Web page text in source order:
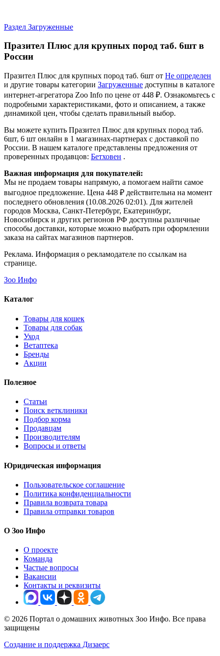
Раздел Загруженные
Празител Плюс для крупных пород таб. 6шт в
России
Празител Плюс для крупных пород таб. 6шт от Не определен
и другие товары категории Загруженные доступны в каталоге
интернет-агрегатора Zoo Info по цене от 448 ₽. Ознакомьтесь с
подробными характеристиками, фото и описанием, а также
динамикой цен, чтобы сделать правильный выбор.
Вы можете купить Празител Плюс для крупных пород таб.
6шт, 6 шт онлайн в 1 магазинах-партнерах с доставкой по
России. В нашем каталоге представлены предложения от
проверенных продавцов: Бетховен .
Важная информация для покупателей:
Мы не продаем товары напрямую, а помогаем найти самое
выгодное предложение. Цена 448 ₽ действительна на момент
последнего обновления (10.08.2026 02:01). Для жителей
городов Москва, Санкт-Петербург, Екатеринбург,
Новосибирск и других регионов РФ доступны различные
способы доставки, которые можно выбрать при оформлении
заказа на сайтах магазинов партнеров.
Реклама. Информация о рекламодателе по ссылкам на
странице.
Зоо Инфо
Каталог
Товары для кошек
Товары для собак
Уход
Ветаптека
Бренды
Акции
Полезное
Статьи
Поиск ветклиники
Подбор корма
Продавцам
Производителям
Вопросы и ответы
Юридическая информация
Пользовательское соглашение
Политика конфиденциальности
Правила возврата товара
Правила отправки товаров
О Зоо Инфо
О проекте
Команда
Частые вопросы
Вакансии
Контакты и реквизиты
© 2026 Портал о домашних животных Зоо Инфо. Все права
защищены
Создание и поддержка Дизаерс